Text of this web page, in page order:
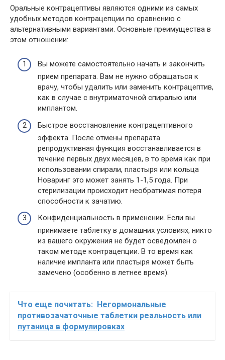
Оральные контрацептивы являются одними из самых
удобных методов контрацепции по сравнению с
альтернативными вариантами. Основные преимущества в
этом отношении:
Вы можете самостоятельно начать и закончить
прием препарата. Вам не нужно обращаться к
врачу, чтобы удалить или заменить контрацептив,
как в случае с внутриматочной спиралью или
имплантом.
Быстрое восстановление контрацептивного
эффекта. После отмены препарата
репродуктивная функция восстанавливается в
течение первых двух месяцев, в то время как при
использовании спирали, пластыря или кольца
Новаринг это может занять 1-1,5 года. При
стерилизации происходит необратимая потеря
способности к зачатию.
Конфиденциальность в применении. Если вы
принимаете таблетку в домашних условиях, никто
из вашего окружения не будет осведомлен о
таком методе контрацепции. В то время как
наличие импланта или пластыря может быть
замечено (особенно в летнее время).
Что еще почитать: Негормональные
противозачаточные таблетки реальность или
путаница в формулировках